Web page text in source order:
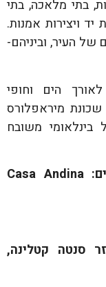
בתי מלאכה, בתי
ויצירות אמנות.
של העיר, וביניהם-
הים וחופי
מיראפלורס
משובח
Casa Andina
סנטה קטלינה,